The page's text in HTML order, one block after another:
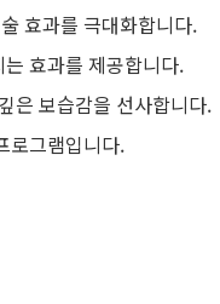
효과를 극대화합니다.
효과를 제공합니다.
은 보습감을 선사합니다.
로그램입니다.